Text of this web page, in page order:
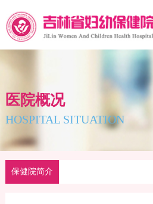
医院概况
HOSPITAL SITUATION
保健院简介